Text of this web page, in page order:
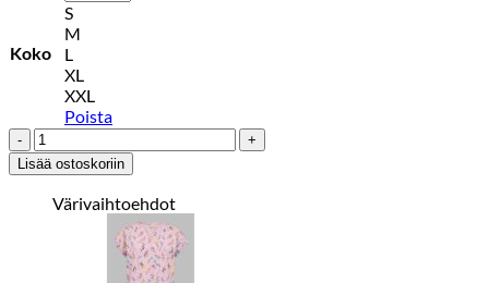
Koko
S
M
L
XL
XXL
Poista
FREEQUENT
FQVIVA
T-
PAITA
Lisää ostoskoriin
Värivaihtoehdot